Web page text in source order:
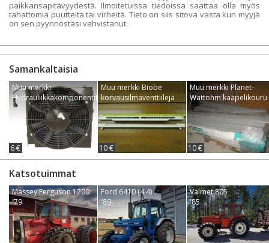
paikkansapitävyydestä. Ilmoitetuissa tiedoissa saattaa olla myös
tahattomia puutteita tai virheitä. Tieto on siis sitova vasta kun myyjä
on sen pyynnöstäsi vahvistanut.
Samankaltaisia
Muu merkki
Hydrauliikkakomponentit
6 €
Muu merkki Biobe
korvausilmaventtiilejä
10 €
Muu merkki Planet-
Wattohm kaapelikouru
10 €
Katsotuimmat
Massey Ferguson 1200
'79
Ford 6410 (4.4)
'89
Valmet 805
'85